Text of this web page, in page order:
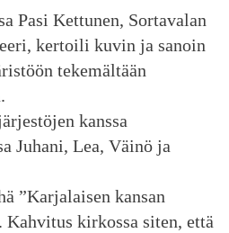
Pasi Kettunen, Sortavalan
kertoili kuvin ja sanoin
tekemältään
kanssa
Juhani, Lea, Väinö ja
”Karjalaisen kansan
Kahvitus kirkossa siten, että